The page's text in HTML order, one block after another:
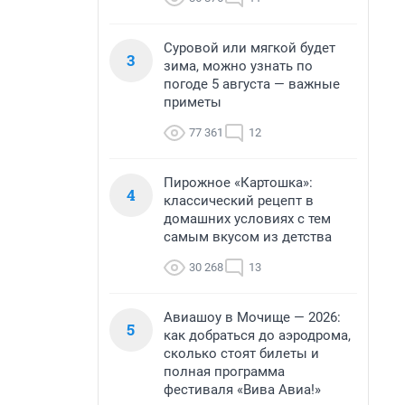
3
Суровой или мягкой будет
зима, можно узнать по
погоде 5 августа — важные
приметы
77 361 12
4
Пирожное «Картошка»:
классический рецепт в
домашних условиях с тем
самым вкусом из детства
30 268 13
5
Авиашоу в Мочище — 2026:
как добраться до аэродрома,
сколько стоят билеты и
полная программа
фестиваля «Вива Авиа!»